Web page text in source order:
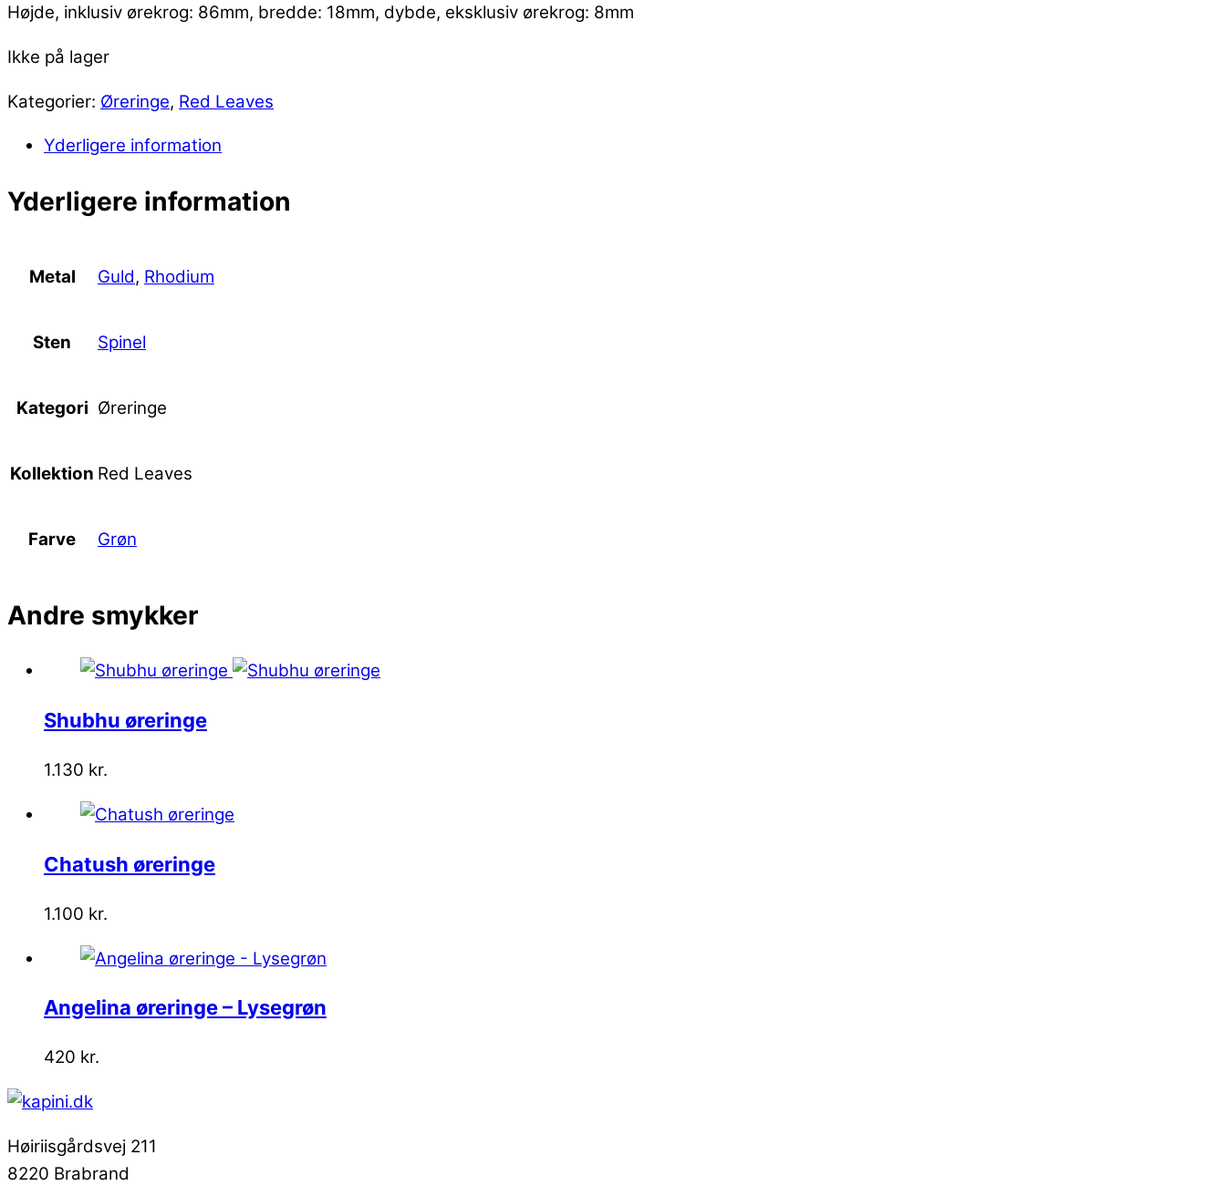
Højde, inklusiv ørekrog: 86mm, bredde: 18mm, dybde, eksklusiv ørekrog: 8mm
Ikke på lager
Kategorier: Øreringe, Red Leaves
Yderligere information
Yderligere information
Metal Guld, Rhodium
Sten Spinel
Kategori Øreringe
Kollektion Red Leaves
Farve Grøn
Andre smykker
Shubhu øreringe
1.130 kr.
Chatush øreringe
1.100 kr.
Angelina øreringe – Lysegrøn
420 kr.
Høiriisgårdsvej 211
8220 Brabrand